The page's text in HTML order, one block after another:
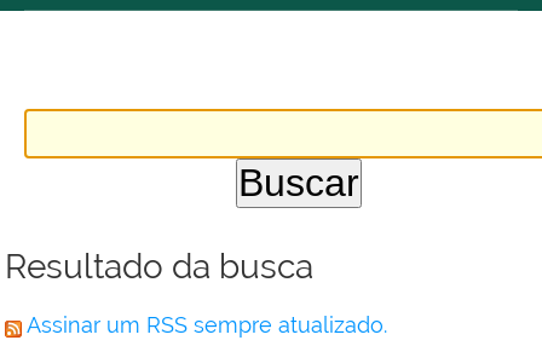
Resultado da busca
Assinar um RSS sempre atualizado.